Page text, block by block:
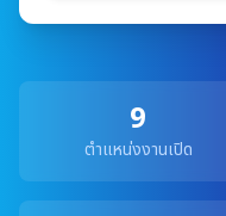
9
ตำแหน่งงานเปิด